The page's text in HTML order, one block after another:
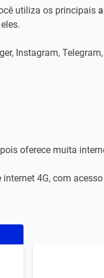
utiliza os principais
Instagram,
oferece muita
4G, com